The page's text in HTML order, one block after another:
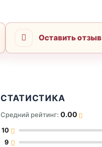
Оставить отзыв
СТАТИСТИКА
Средний рейтинг:0.00
10
9